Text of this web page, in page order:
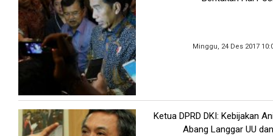
Minggu, 24 Des 2017
Ketua DPRD DKI: Kebijakan
Abang Langgar UU